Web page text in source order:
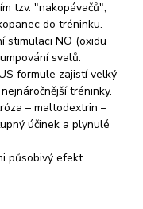
tzv. "nakopávačů",
do tréninku.
stimulaci NO (oxidu
svalů.
formule zajistí velký
tréninky.
– maltodextrin –
účinek a plynulé
působivý efekt